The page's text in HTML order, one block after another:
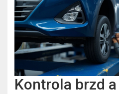
Kontrola brzd